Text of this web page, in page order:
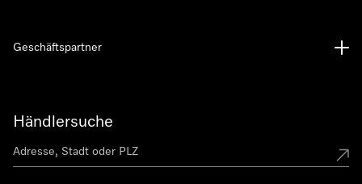
Händlersuche
Geschäftspartner